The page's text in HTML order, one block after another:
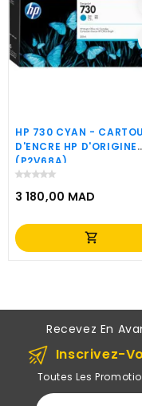
HP 730 CYAN -
D'ENCRE HP D'ORIGINE
(P2V68A)
3 180,00 MAD
Prix
shopping_cart
Recevez En
Inscrivez-
Toutes Les